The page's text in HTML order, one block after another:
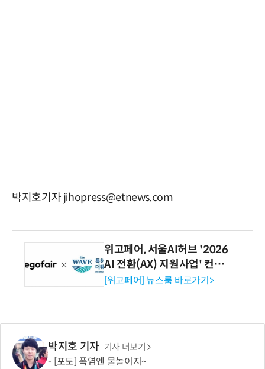
박지호기자 jihopress@etnews.com
위고페어, 서울AI허브 '2026
AI 전환(AX) 지원사업' 컨소
시엄 선정
[위고페어] 뉴스룸 바로가기>
박지호 기자 기사 더보기
[포토] 폭염엔 물놀이지~